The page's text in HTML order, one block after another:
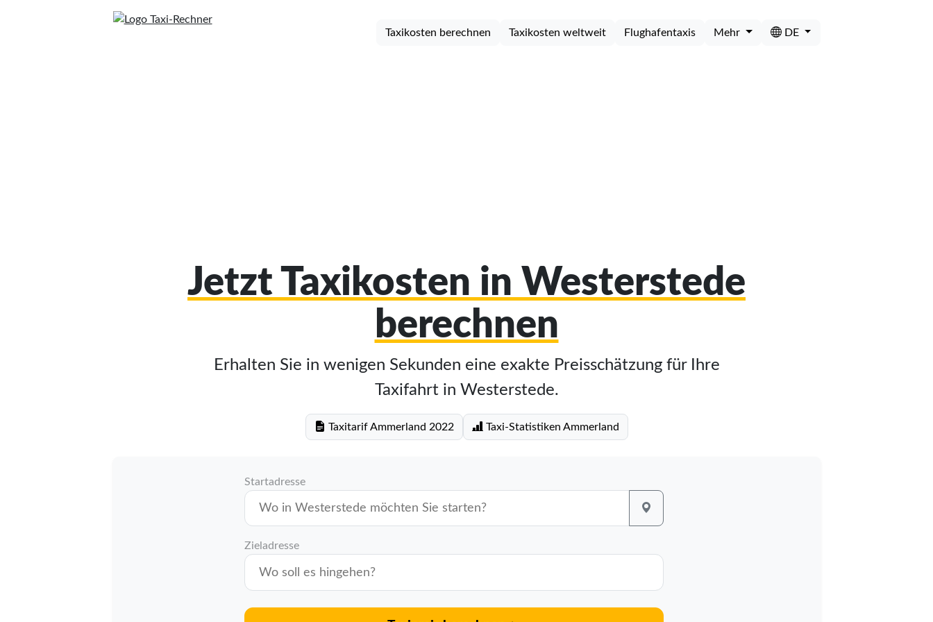
Taxikosten berechnen Taxikosten weltweit Flughafentaxis Mehr DE
Jetzt Taxikosten in Westerstede
berechnen
Erhalten Sie in wenigen Sekunden eine exakte Preisschätzung für Ihre
Taxifahrt in Westerstede.
Taxitarif Ammerland 2022 Taxi-Statistiken Ammerland
Startadresse
Zieladresse